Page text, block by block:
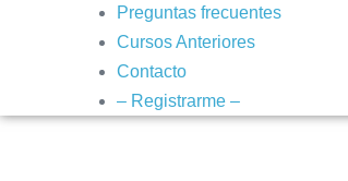
Preguntas frecuentes
Cursos Anteriores
Contacto
– Registrarme –